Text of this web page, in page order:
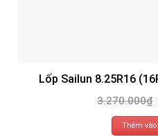
Lốp Sailun 8.25R16
3.270.000₫
Thêm